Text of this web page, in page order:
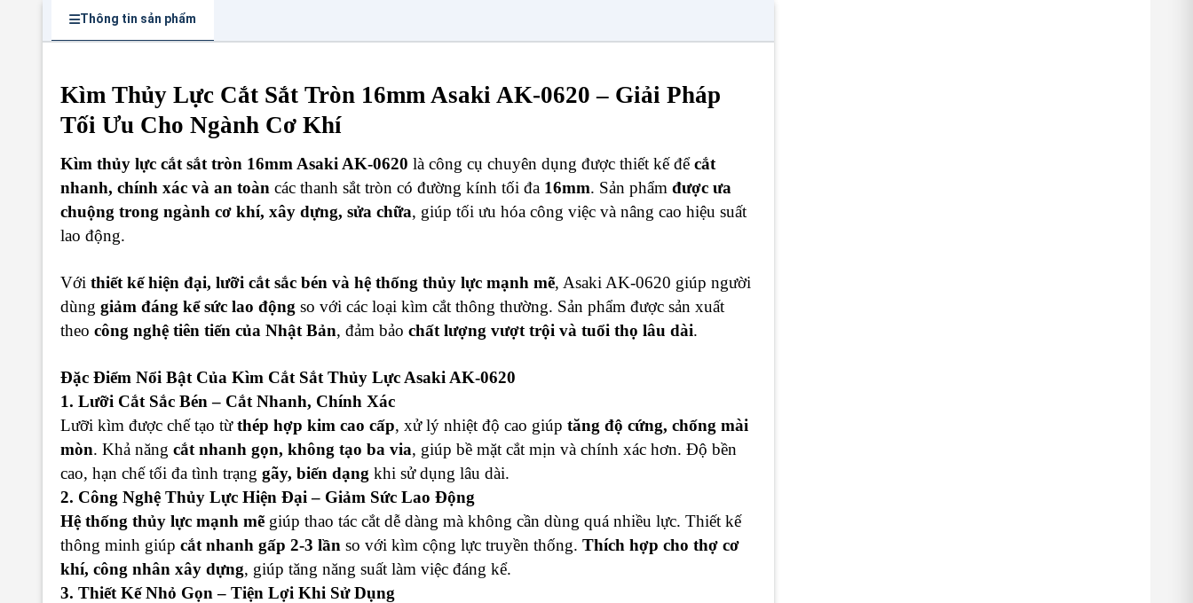
Thông tin sản phẩm
Kìm Thủy Lực Cắt Sắt Tròn 16mm Asaki AK-0620 – Giải Pháp
Tối Ưu Cho Ngành Cơ Khí
Kìm thủy lực cắt sắt tròn 16mm Asaki AK-0620 là công cụ chuyên dụng được thiết kế đểcắt
nhanh, chính xác và an toàn các thanh sắt tròn có đường kính tối đa 16mm. Sản phẩm được ưa
chuộng trong ngành cơ khí, xây dựng, sửa chữa, giúp tối ưu hóa công việc và nâng cao hiệu suất
lao động.
Với thiết kế hiện đại, lưỡi cắt sắc bén và hệ thống thủy lực mạnh mẽ, Asaki AK-0620 giúp người
dùng giảm đáng kể sức lao động so với các loại kìm cắt thông thường. Sản phẩm được sản xuất
theo công nghệ tiên tiến của Nhật Bản, đảm bảo chất lượng vượt trội và tuổi thọ lâu dài.
Đặc Điểm Nổi Bật Của Kìm Cắt Sắt Thủy Lực Asaki AK-0620
1. Lưỡi Cắt Sắc Bén – Cắt Nhanh, Chính Xác
Lưỡi kìm được chế tạo từthép hợp kim cao cấp, xử lý nhiệt độ cao giúp tăng độ cứng, chống mài
mòn. Khả năng cắt nhanh gọn, không tạo ba via, giúp bề mặt cắt mịn và chính xác hơn. Độ bền
cao, hạn chế tối đa tình trạng gãy, biến dạng khi sử dụng lâu dài.
2. Công Nghệ Thủy Lực Hiện Đại – Giảm Sức Lao Động
Hệ thống thủy lực mạnh mẽ giúp thao tác cắt dễ dàng mà không cần dùng quá nhiều lực. Thiết kế
thông minh giúp cắt nhanh gấp 2-3 lần so với kìm cộng lực truyền thống. Thích hợp cho thợ cơ
khí, công nhân xây dựng, giúp tăng năng suất làm việc đáng kể.
3. Thiết Kế Nhỏ Gọn – Tiện Lợi Khi Sử Dụng